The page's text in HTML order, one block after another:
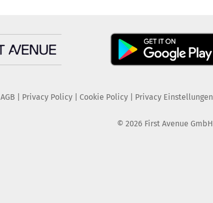
AGB Privacy Policy| Cookie Policy| Privacy Einstellungen
© 2026 First Avenue GmbH